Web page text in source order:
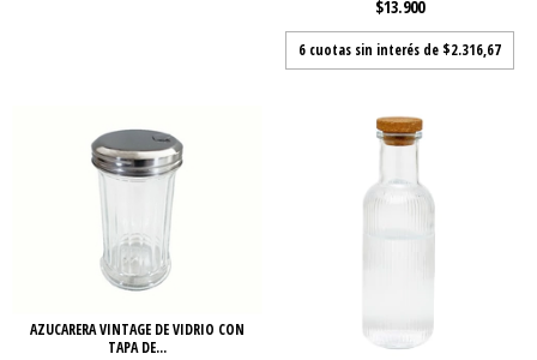
$13.900
6 cuotas sin interés de $2.316,67
AZUCARERA VINTAGE DE VIDRIO CON
TAPA DE...